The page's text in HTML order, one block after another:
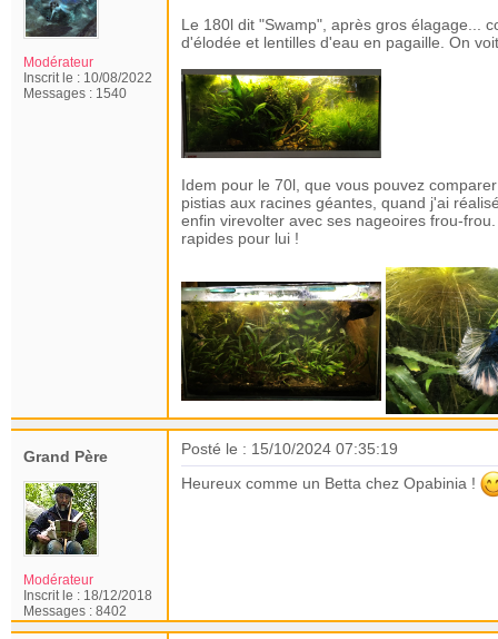
Modérateur
Inscrit le : 10/08/2022
Messages : 1540
Le 180l dit "Swamp", après gros élagage...
d'élodée et lentilles d'eau en pagaille. On
Idem pour le 70l, que vous pouvez
pistias aux racines géantes, quand j'ai
enfin virevolter avec ses nageoires frou-
rapides pour lui !
Grand Père
Modérateur
Inscrit le : 18/12/2018
Messages : 8402
Posté le : 15/10/2024 07:35:19
Heureux comme un Betta chez Opabinia !